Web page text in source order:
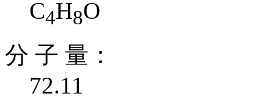
C4H8O
分 子 量：
72.11